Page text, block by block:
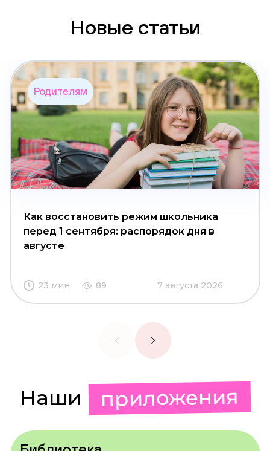
Новые статьи
Родителям
Как восстановить режим школьника
перед 1 сентября: распорядок дня в
августе
23 мин 89 7 августа 2026
Наши приложения